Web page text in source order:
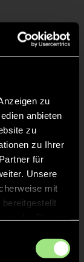
zu
anbieten
zu
zu Ihrer
für
Unsere
mit